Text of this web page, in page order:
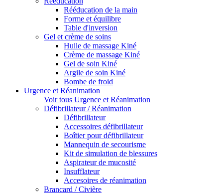
Rééducation de la main
Forme et équilibre
Table d'inversion
Gel et crème de soins
Huile de massage Kiné
Crème de massage Kiné
Gel de soin Kiné
Argile de soin Kiné
Bombe de froid
Urgence et Réanimation
Voir tous Urgence et Réanimation
Défibrillateur / Réanimation
Défibrillateur
Accessoires défibrillateur
Boîtier pour défibrillateur
Mannequin de secourisme
Kit de simulation de blessures
Aspirateur de mucosité
Insufflateur
Accesoires de réanimation
Brancard / Civière